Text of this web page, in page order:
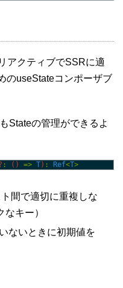
アクティブでSSRに適
のuseStateコンポーザブ
Stateの管理ができるよ
: ( ) => T) : Ref<T>
間で適切に重複しな
キー）
ないときに初期値を